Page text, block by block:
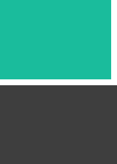
consectetur